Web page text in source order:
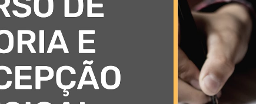
Reproduzir vídeo